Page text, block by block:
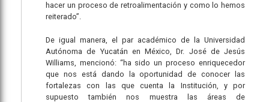
hacer un proceso de retroalimentación y como lo hemos
reiterado”.
De igual manera, el par académico de la Universidad
Autónoma de Yucatán en México, Dr. José de Jesús
Williams, mencionó: “ha sido un proceso enriquecedor
que nos está dando la oportunidad de conocer las
fortalezas con las que cuenta la Institución, y por
supuesto también nos muestra las áreas de